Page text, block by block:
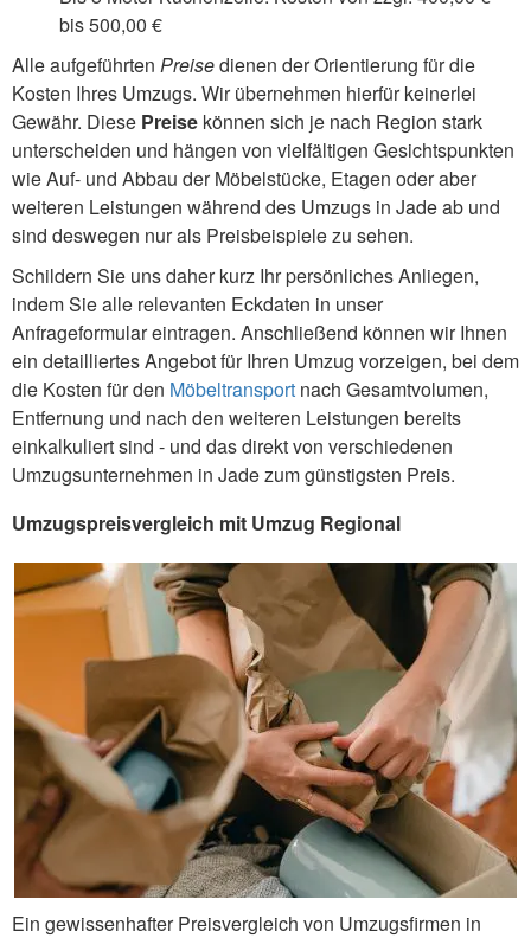
bis 500,00 €
Alle aufgeführten Preisedienen der Orientierung für die
Kosten Ihres Umzugs. Wir übernehmen hierfür keinerlei
Gewähr. Diese Preise können sich je nach Region stark
unterscheiden und hängen von vielfältigen Gesichtspunkten
wie Auf- und Abbau der Möbelstücke, Etagen oder aber
weiteren Leistungen während des Umzugs in Jade ab und
sind deswegen nur als Preisbeispiele zu sehen.
Schildern Sie uns daher kurz Ihr persönliches Anliegen,
indem Sie alle relevanten Eckdaten in unser
Anfrageformular eintragen. Anschließend können wir Ihnen
ein detailliertes Angebot für Ihren Umzug vorzeigen, bei dem
die Kosten für den Möbeltransport nach Gesamtvolumen,
Entfernung und nach den weiteren Leistungen bereits
einkalkuliert sind - und das direkt von verschiedenen
Umzugsunternehmen in Jade zum günstigsten Preis.
Umzugspreisvergleich mit Umzug Regional
Ein gewissenhafter Preisvergleich von Umzugsfirmen in